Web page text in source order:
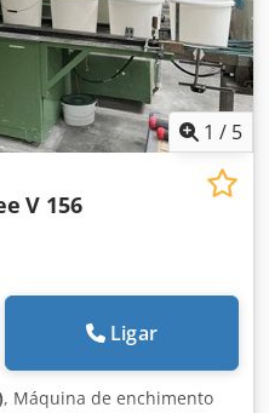
1 / 5
V 156
Ligar
, Máquina de enchimento